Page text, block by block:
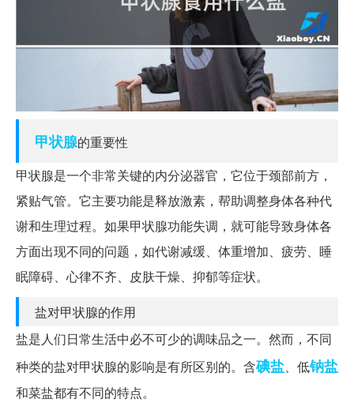
甲状腺的重要性
甲状腺是一个非常关键的内分泌器官，它位于颈部前方，
紧贴气管。它主要功能是释放激素，帮助调整身体各种代
谢和生理过程。如果甲状腺功能失调，就可能导致身体各
方面出现不同的问题，如代谢减缓、体重增加、疲劳、睡
眠障碍、心律不齐、皮肤干燥、抑郁等症状。
盐对甲状腺的作用
盐是人们日常生活中必不可少的调味品之一。然而，不同
种类的盐对甲状腺的影响是有所区别的。含碘盐、低钠盐
和菜盐都有不同的特点。